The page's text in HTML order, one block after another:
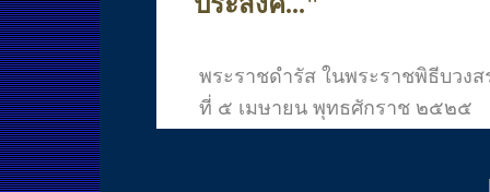
พระราชดำรัส ในพระราชพิธีบวง
ที่ ๕ เมษายน พุทธศักราช ๒๕๒๕